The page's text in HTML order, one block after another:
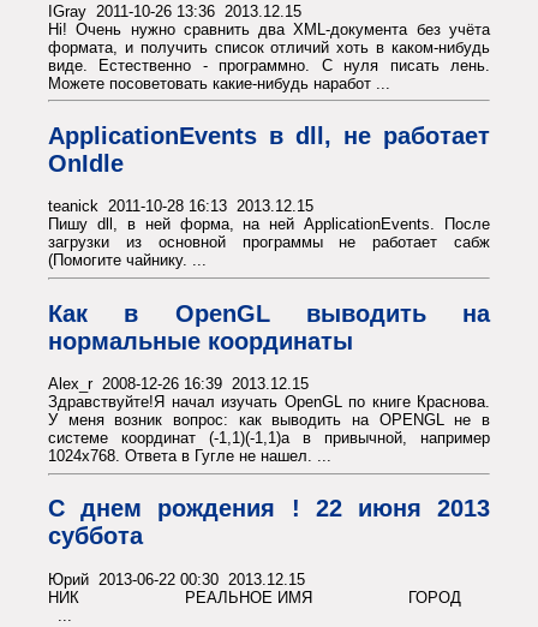
IGray 2011-10-26 13:36 2013.12.15
Hi! Очень нужно сравнить два XML-документа без учёта
формата, и получить список отличий хоть в каком-нибудь
виде. Естественно - программно. С нуля писать лень.
Можете посоветовать какие-нибудь наработ ...
ApplicationEvents в dll, не работает
OnIdle
teanick 2011-10-28 16:13 2013.12.15
Пишу dll, в ней форма, на ней ApplicationEvents. После
загрузки из основной программы не работает сабж
(Помогите чайнику. ...
Как в OpenGL выводить на
нормальные координаты
Alex_r 2008-12-26 16:39 2013.12.15
Здравствуйте!Я начал изучать OpenGL по книге Краснова.
У меня возник вопрос: как выводить на OPENGL не в
системе координат (-1,1)(-1,1)а в привычной, например
1024х768. Ответа в Гугле не нашел. ...
С днем рождения ! 22 июня 2013
суббота
Юрий 2013-06-22 00:30 2013.12.15
НИК РЕАЛЬНОЕ ИМЯ ГОРОД
...